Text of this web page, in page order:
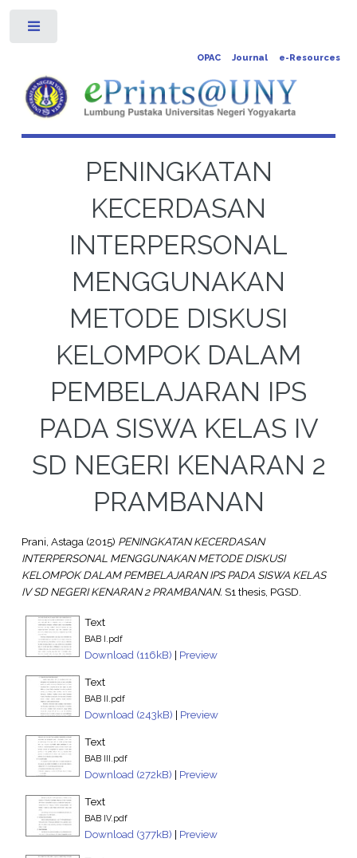
OPAC Journal e-Resources
PENINGKATAN
KECERDASAN
INTERPERSONAL
MENGGUNAKAN
METODE DISKUSI
KELOMPOK DALAM
PEMBELAJARAN IPS
PADA SISWA KELAS IV
SD NEGERI KENARAN 2
PRAMBANAN
Prani, Astaga(2015) PENINGKATAN KECERDASAN
INTERPERSONAL MENGGUNAKAN METODE DISKUSI
KELOMPOK DALAM PEMBELAJARAN IPS PADA SISWA KELAS
IV SD NEGERI KENARAN 2 PRAMBANAN. S1 thesis, PGSD.
Text
BAB I.pdf
Download (116kB) | Preview
Text
BAB II.pdf
Download (243kB) | Preview
Text
BAB III.pdf
Download (272kB) | Preview
Text
BAB IV.pdf
Download (377kB) | Preview